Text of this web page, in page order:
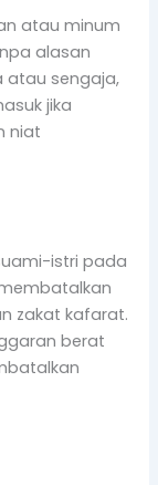
atau minum
alasan
atau sengaja,
jika
niat
istri pada
zakat kafarat.
berat